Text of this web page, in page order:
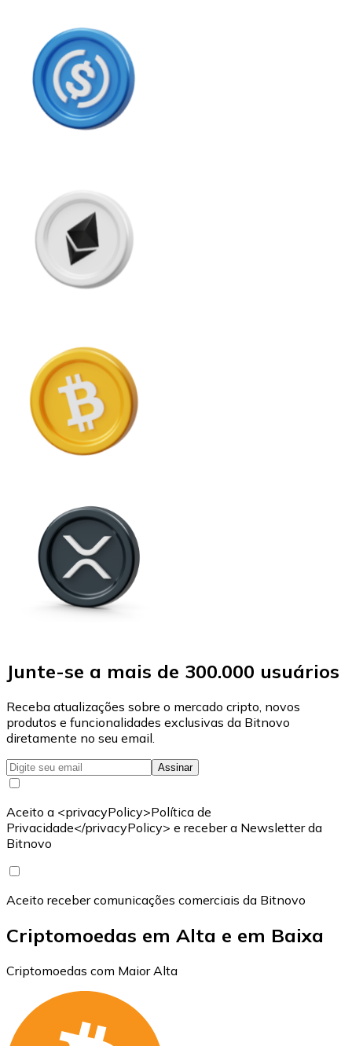
Junte-se a mais de 300.000 usuários
Receba atualizações sobre o mercado cripto, novos
produtos e funcionalidades exclusivas da Bitnovo
diretamente no seu email.
Assinar
Aceito a <privacyPolicy>Política de
Privacidade</privacyPolicy> e receber a Newsletter da
Bitnovo
Aceito receber comunicações comerciais da Bitnovo
Criptomoedas em Alta e em Baixa
Criptomoedas com Maior Alta